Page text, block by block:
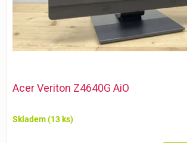
Acer Veriton Z4640G AiO
produktu
5,0
Skladem(13 ks)